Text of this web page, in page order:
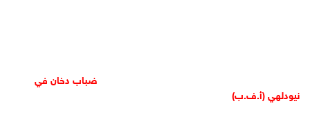
ضباب دخان في
نيودلهي (أ.ف.ب)